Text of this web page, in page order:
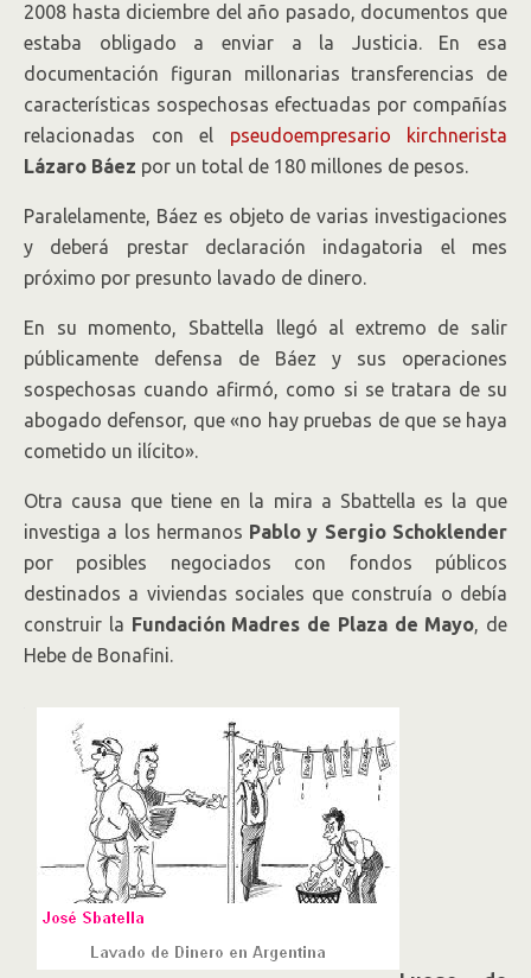
2008 hasta diciembre del año pasado, documentos que
estaba obligado a enviar a la Justicia. En esa
documentación figuran millonarias transferencias de
características sospechosas efectuadas por compañías
relacionadas con el pseudoempresario kirchnerista
Lázaro Báez por un total de 180 millones de pesos.
Paralelamente, Báez es objeto de varias investigaciones
y deberá prestar declaración indagatoria el mes
próximo por presunto lavado de dinero.
En su momento, Sbattella llegó al extremo de salir
públicamente defensa de Báez y sus operaciones
sospechosas cuando afirmó, como si se tratara de su
abogado defensor, que «no hay pruebas de que se haya
cometido un ilícito».
Otra causa que tiene en la mira a Sbattella es la que
investiga a los hermanos Pablo y Sergio Schoklender
por posibles negociados con fondos públicos
destinados a viviendas sociales que construía o debía
construir la Fundación Madres de Plaza de Mayo, de
Hebe de Bonafini.